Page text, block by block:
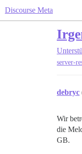
Discourse Meta
server-
debryc
Wir
die
GB.